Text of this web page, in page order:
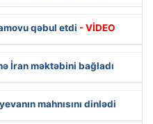
qəbul etdi - VİDEO
İran məktəbini bağladı
mahnısını dinlədi